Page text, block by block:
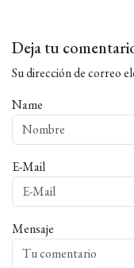
Deja tu
Su dirección de correo
Name
E-Mail
Mensaje